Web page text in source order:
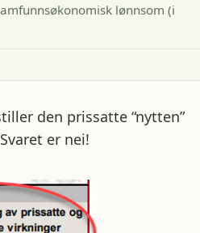
lønnsom (i
den prissatte “nytten”
er nei!